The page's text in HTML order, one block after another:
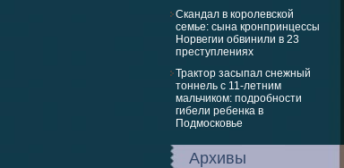
Скандал в королевской
семье: сына кронпринцессы
Норвегии обвинили в 23
преступлениях
Трактор засыпал снежный
тоннель с 11-летним
мальчиком: подробности
гибели ребенка в
Подмосковье
Архивы